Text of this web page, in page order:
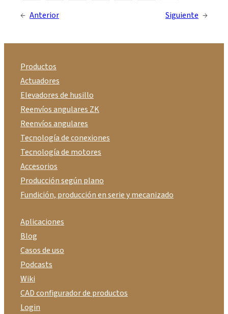
← Anterior Siguiente →
Productos
Actuadores
Elevadores de husillo
Reenvíos angulares ZK
Reenvíos angulares
Tecnología de conexiones
Tecnología de motores
Accesorios
Producción según plano
Fundición, producción en serie y mecanizado
Aplicaciones
Blog
Casos de uso
Podcasts
Wiki
CAD configurador de productos
Login